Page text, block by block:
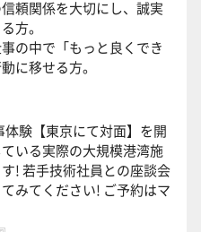
頼関係を大切にし、誠実
方。
の中で「もっと良くでき
に移せる方。
験【東京にて対面】を開
いる実際の大規模港湾施
! 若手技術社員との座談会
みてください! ご予約はマ